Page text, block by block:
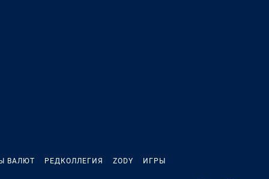
ВАЛЮТ РЕДКОЛЛЕГИЯ ZODY ИГРЫ